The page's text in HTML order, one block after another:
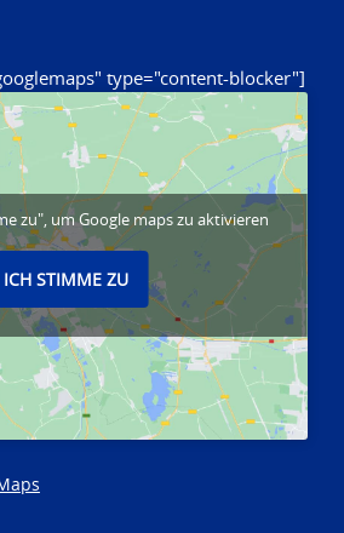
type="content-blocker"]
zu", um Google maps zu aktivieren
ICH STIMME ZU